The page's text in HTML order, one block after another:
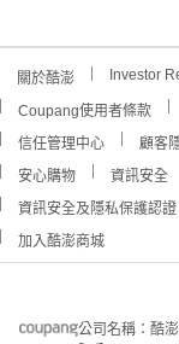
關於酷澎 Investor
Coupang使用者條款
信任管理中心
顧客
安心購物
資訊安全
資訊安全及隱私保護認證
加入酷澎商城
公司名稱：酷